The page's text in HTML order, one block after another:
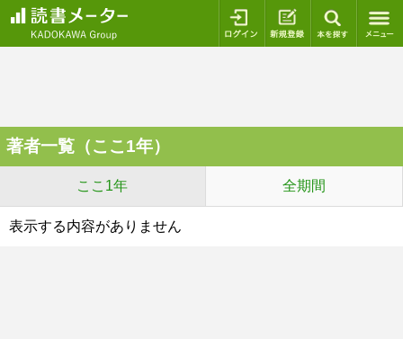
ログイン 新規登録
著者一覧（ここ1年）
ここ1年 全期間
表示する内容がありません